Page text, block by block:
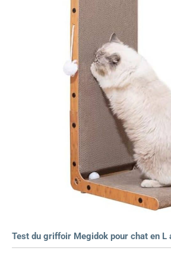
Test du griffoir Megidok pour chat en L